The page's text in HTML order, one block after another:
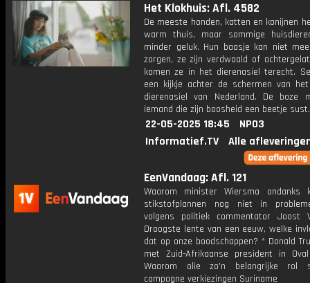
Het Klokhuis: Afl. 4582
De meeste honden, katten en konijnen
warm thuis, maar sommige
minder geluk. Hun baasje kan niet
zorgen, ze zijn verdwaald of
komen ze in het dierenasiel terecht.
een kijkje achter de schermen van
dierenasiel van Nederland. De boze
iemand die zijn boosheid een beetje sust.
22-05-2025 18:45
NPO3
Informatief.TV
Alle
EenVandaag: Afl. 121
Waarom minister Wiersma ondanks
stikstofplannen nog niet in
volgens politiek commentator Joost
Droogste lente van een eeuw, welke
dat op onze boodschappen? * Donald
met Zuid-Afrikaanse president in
Waarom olie zo'n belangrijke rol
campagne verkiezingen Suriname